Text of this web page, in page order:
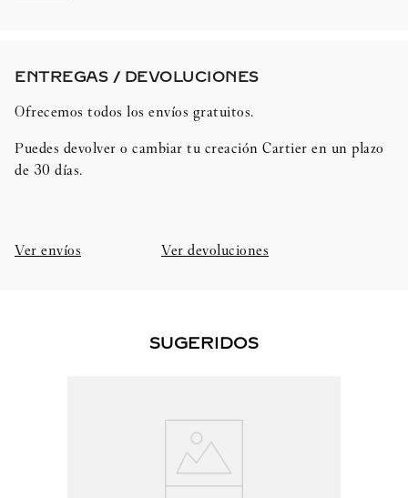
ENTREGAS / DEVOLUCIONES​
Ofrecemos todos los envíos gratuitos.
Puedes devolver o cambiar tu creación Cartier en un plazo
de 30 días.​
Ver envíos Ver devoluciones
SUGERIDOS